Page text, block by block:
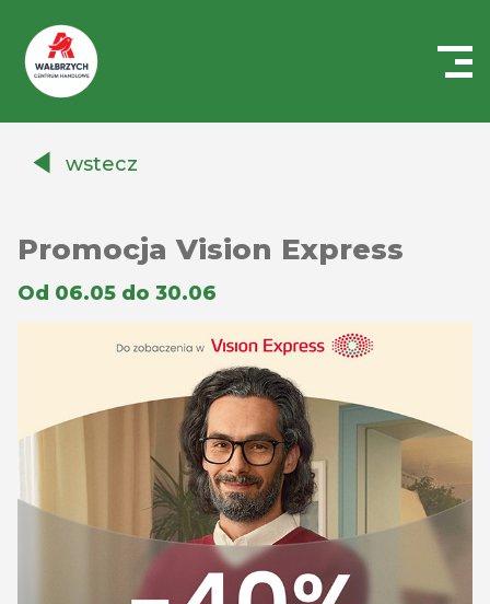
Auchanwstecz
Promocja Vision Express
Od 06.05 do 30.06